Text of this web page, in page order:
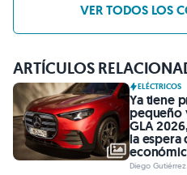
VER TODOS LOS
ARTÍCULOS
ELÉCTRICOS
Ya tiene
pequeño
GLA
la espera
Diego